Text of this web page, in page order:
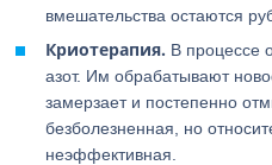
вмешательства остаются
Криотерапия. В процессе
азот. Им обрабатывают
замерзает и постепенно
безболезненная, но
неэффективная.